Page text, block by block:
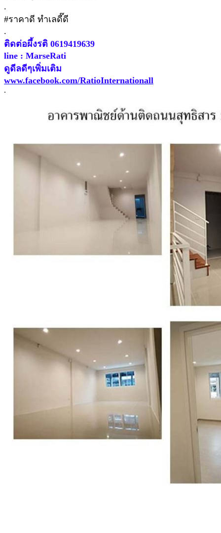
.
#ราคาดี ทำเลดี๊ดี
.
ติดต่อผึ้งรติ 0619419639
line : MarseRati
ดูดีลดีๆเพิ่มเติม
www.facebook.com/RatioInternationall
.